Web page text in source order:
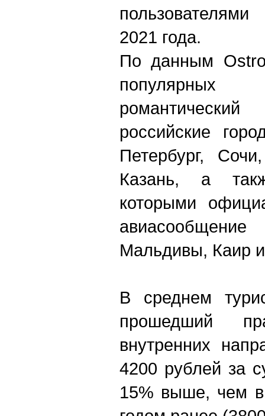
2021 года.
По данным
популярных
российские
Петербург,
Казань, а
которыми
Мальдивы, Каир
В среднем
прошедший
внутренних
4200 рублей за
15% выше, чем в